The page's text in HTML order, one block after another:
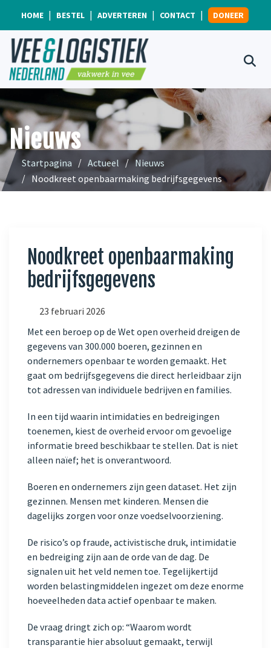
HOME BESTEL ADVERTEREN CONTACT DONEER
Nieuws
Startpagina Actueel
Nieuws
Noodkreet openbaarmaking bedrijfsgegevens
Noodkreet openbaarmaking
bedrijfsgegevens
23 februari 2026
Met een beroep op de Wet open overheid dreigen de
gegevens van 300.000 boeren, gezinnen en
ondernemers openbaar te worden gemaakt. Het
gaat om bedrijfsgegevens die direct herleidbaar zijn
tot adressen van individuele bedrijven en families.
In een tijd waarin intimidaties en bedreigingen
toenemen, kiest de overheid ervoor om gevoelige
informatie breed beschikbaar te stellen. Dat is niet
alleen naïef; het is onverantwoord.
Boeren en ondernemers zijn geen dataset. Het zijn
gezinnen. Mensen met kinderen. Mensen die
dagelijks zorgen voor onze voedselvoorziening.
De risico’s op fraude, activistische druk, intimidatie
en bedreiging zijn aan de orde van de dag. De
signalen uit het veld nemen toe. Tegelijkertijd
worden belastingmiddelen ingezet om deze enorme
hoeveelheden data actief openbaar te maken.
De vraag dringt zich op: “Waarom wordt
transparantie hier absoluut gemaakt, terwijl